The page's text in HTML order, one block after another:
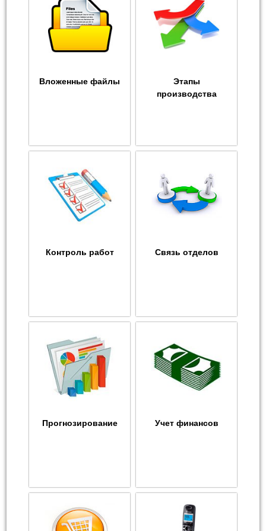
Вложенные файлы
Этапы
производства
Контроль работ Связь отделов
Прогнозирование Учет финансов